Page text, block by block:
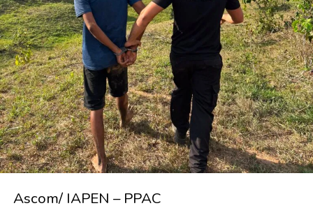
Ascom/ IAPEN – PPAC